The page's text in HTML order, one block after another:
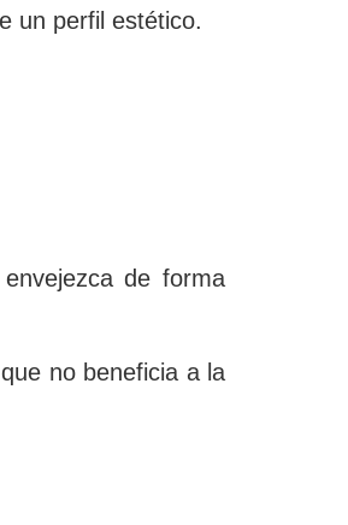
un perfil estético.
de forma
no beneficia a la